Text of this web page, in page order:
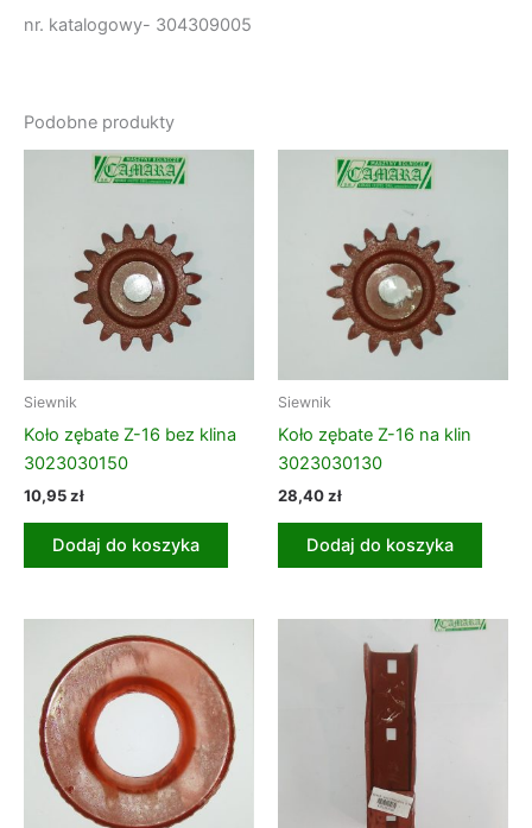
nr. katalogowy- 304309005
Podobne produkty
Siewnik
Koło zębate Z-16 bez klina
3023030150
10,95zł
Dodaj do koszyka
Siewnik
Koło zębate Z-16 na klin
3023030130
28,40zł
Dodaj do koszyka